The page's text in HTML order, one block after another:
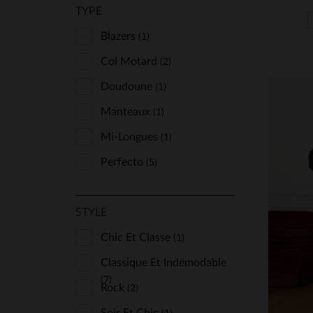
TYPE
Blazers (1)
Col Motard (2)
Doudoune (1)
Manteaux (1)
Mi-Longues (1)
Perfecto (5)
STYLE
Chic Et Classe (1)
Classique Et Indémodable
(7)
Rock (2)